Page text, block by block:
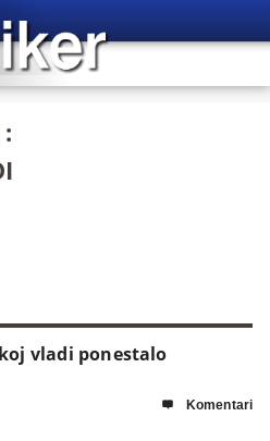
vladi ponestalo
 Komentari